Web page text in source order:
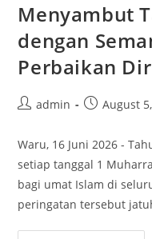
SMA
“Plus”
Siswa
SNBT
Menyambut
dengan
Perbaikan
Postadmin
PostAugust
Waru, 16 Juni 2026 -
setiap tanggal 1
bagi umat Islam di
peringatan tersebut